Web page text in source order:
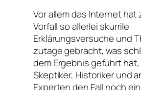
Vor allem das Internet hat
Vorfall so allerlei skurrile
Erklärungsversuche und
zutage gebracht, was
dem Ergebnis geführt
Skeptiker, Historiker und
Experten den Fall noch